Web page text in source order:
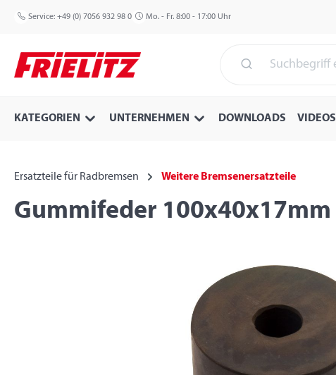
Hauptinhalt springen
Zur Suche springen
Zur Hauptnavigation springen
Service: +49 (0) 7056 932 98 0 Mo. - Fr. 8:00 - 17:00 Uhr
KATEGORIEN UNTERNEHMEN DOWNLOADS VIDEOS
Ersatzteile für Radbremsen Weitere Bremsenersatzteile
Gummifeder 100x40x17mm